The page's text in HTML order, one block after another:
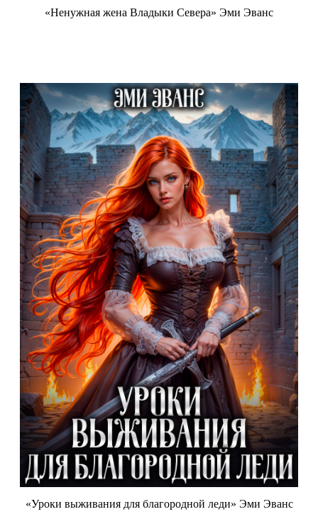
«Ненужная жена Владыки Севера» Эми Эванс
«Уроки выживания для благородной леди» Эми Эванс